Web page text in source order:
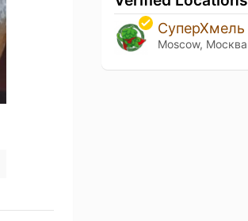
СуперХмель
Moscow, Москва